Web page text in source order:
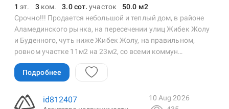
1 эт. 3 ком. 3.0 сот. участок 50.0 м2
Срочно!!! Продается небольшой и теплый дом, в районе
Аламединского рынка, на пересечении улиц Жибек Жолу
и Буденного, чуть ниже Жибек Жолу, на правильном,
ровном участке 11м2 на 23м2, со всеми коммун…
Подробнее
id812407
10 Aug 2026